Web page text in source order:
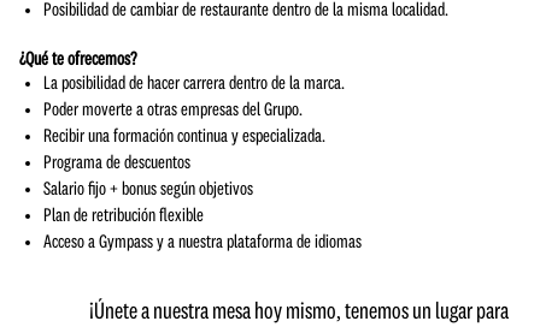
Posibilidad de cambiar de restaurante dentro de la misma localidad.
¿Qué te ofrecemos?
La posibilidad de hacer carrera dentro de la marca.
Poder moverte a otras empresas del Grupo.
Recibir una formación continua y especializada.
Programa de descuentos
Salario fijo + bonus según objetivos
Plan de retribución flexible
Acceso a Gympass y a nuestra plataforma de idiomas
¡Únete a nuestra mesa hoy mismo, tenemos un lugar para